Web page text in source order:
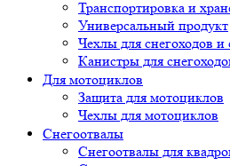
Транспортировка и
Универсальный продукт
Чехлы для снегоходов и
Канистры для
Для мотоциклов
Защита для мотоциклов
Чехлы для мотоциклов
Снегоотвалы
Снегоотвалы для